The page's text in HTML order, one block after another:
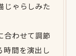
じゃらしみた
合わせて調節
時間を演出し